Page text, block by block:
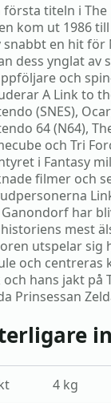
första titeln i The
kom ut 1986 till
snabbt en hit för
dess ynglat av
och
A Link to
(SNES),
64 (N64),
och Tri
i Fantasy
filmer och
har
mest
utspelar sig
och centreras
och hans jakt på
Prinsessan
4 kg